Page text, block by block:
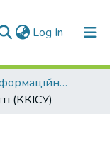
Log In (current)
Факультет інформаційних технологій та електроніки
(ККІСУ)